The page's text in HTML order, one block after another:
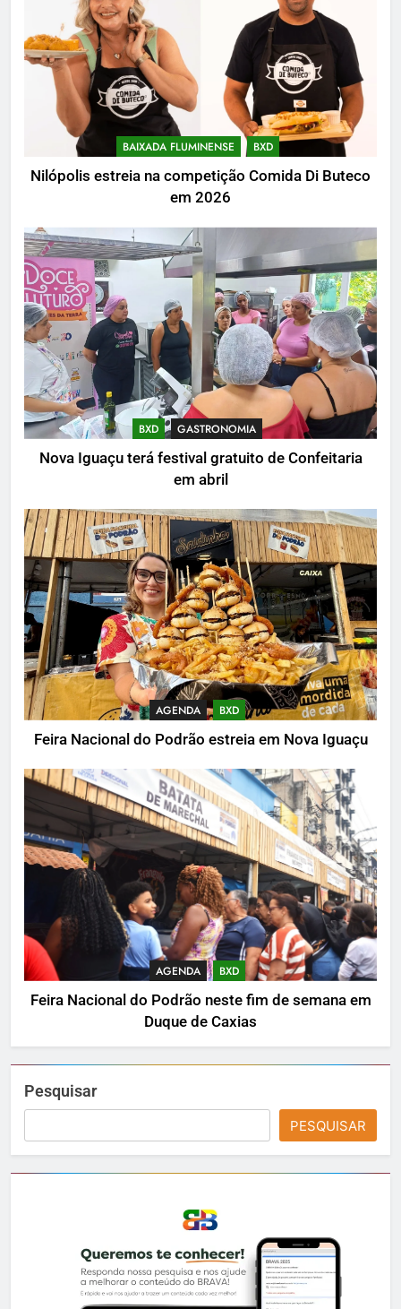
BAIXADA FLUMINENSE BXD
Nilópolis estreia na competição Comida Di Buteco
em 2026
BXD GASTRONOMIA
Nova Iguaçu terá festival gratuito de Confeitaria
em abril
AGENDA BXD
Feira Nacional do Podrão estreia em Nova Iguaçu
AGENDA BXD
Feira Nacional do Podrão neste fim de semana em
Duque de Caxias
Pesquisar
PESQUISAR